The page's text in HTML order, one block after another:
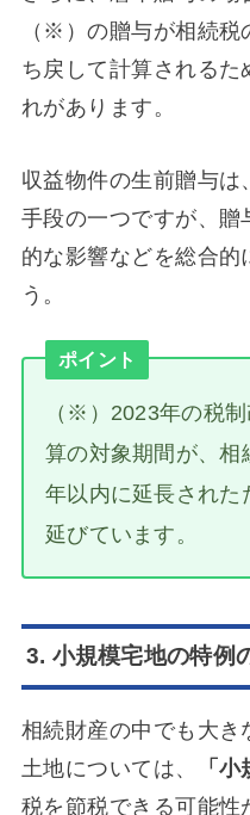
（※）の贈与が相続
ち戻して計算されるた
れがあります。
収益物件の生前贈与は
手段の一つですが、贈
的な影響などを総合的
う。
ポイント
（※）2023年の税
算の対象期間が、相
年以内に延長された
延びています。
3. 小規模宅地の特例
相続財産の中でも大き
土地については、
「
税を節税できる可能性